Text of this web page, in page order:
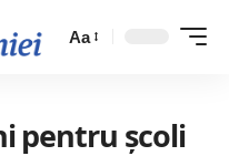
Aa
pentru școli